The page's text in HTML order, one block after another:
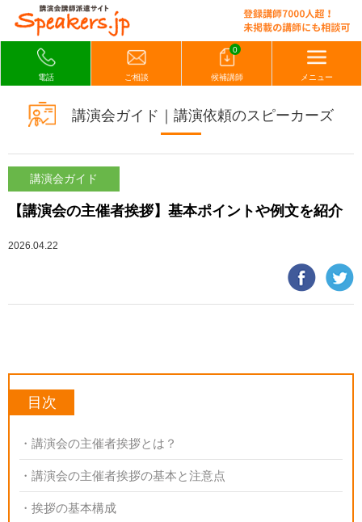
電話 ご相談
0
候補講師 メニュー
講演会ガイド｜講演依頼のスピーカーズ
講演会ガイド
【講演会の主催者挨拶】基本ポイントや例文を紹介
2026.04.22
目次
講演会の主催者挨拶とは？
講演会の主催者挨拶の基本と注意点
挨拶の基本構成